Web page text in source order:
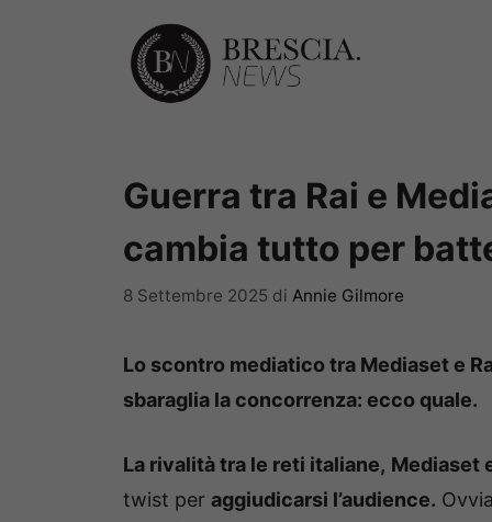
Guerra tra Rai e
cambia tutto per
8 Settembre 2025 di Annie Gilmore
Lo scontro mediatico tra Mediaset e
sbaraglia la concorrenza: ecco quale.
La rivalità tra le reti italiane, Mediaset
twist per aggiudicarsi l’audience.